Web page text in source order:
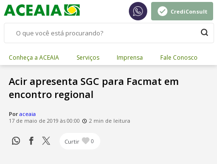
CrediConsult
Conheça a ACEAIA Serviços Imprensa Fale Conosco
Acir apresenta SGC para Facmat em
encontro regional
Por aceaia
17 de maio de 2019 às 00:00
2 min de leitura
Curtir 0